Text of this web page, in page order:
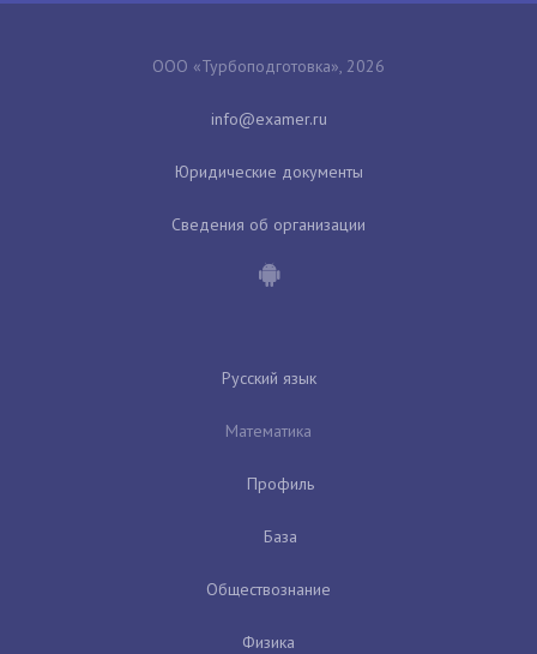
ООО «Турбоподготовка», 2026
Юридические документы
Сведения об организации
Русский язык
Математика
Профиль
База
Обществознание
Физика